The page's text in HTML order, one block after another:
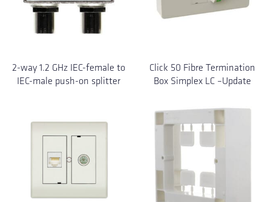
2-way 1.2 GHz IEC-female to
IEC-male push-on splitter
Click 50 Fibre Termination
Box Simplex LC –Update